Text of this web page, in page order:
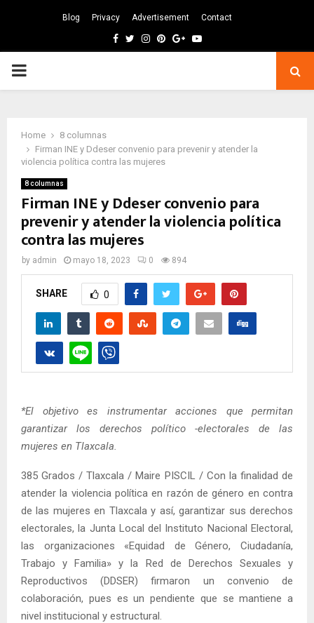
Blog Privacy Advertisement Contact
Facebook
TwitterInstagram
Pinterest
GoogleYoutube
PRIMARY
Home
8 columnas
Firman INE y Ddeser convenio para prevenir y atender la
violencia política contra las mujeres
8 columnas
Firman INE y Ddeser convenio para
prevenir y atender la violencia política
contra las mujeres
by admin mayo 18, 2023 0 894
SHARE 0
*El objetivo es instrumentar acciones que permitan
garantizar los derechos político -electorales de las
mujeres en Tlaxcala.
385 Grados / Tlaxcala / Maire PISCIL / Con la finalidad de
atender la violencia política en razón de género en contra
de las mujeres en Tlaxcala y así, garantizar sus derechos
electorales, la Junta Local del Instituto Nacional Electoral,
las organizaciones «Equidad de Género, Ciudadanía,
Trabajo y Familia» y la Red de Derechos Sexuales y
Reproductivos (DDSER) firmaron un convenio de
colaboración, pues es un pendiente que se mantiene a
nivel institucional y estructural.